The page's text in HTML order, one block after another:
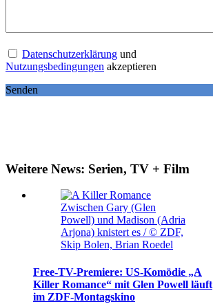
Datenschutzerklärung und
Nutzungsbedingungen akzeptieren
Senden
Weitere News: Serien, TV + Film
Zwischen Gary (Glen
Powell) und Madison (Adria
Arjona) knistert es / © ZDF,
Skip Bolen, Brian Roedel
Free-TV-Premiere: US-Komödie „A
Killer Romance“ mit Glen Powell läuft
im ZDF-Montagskino